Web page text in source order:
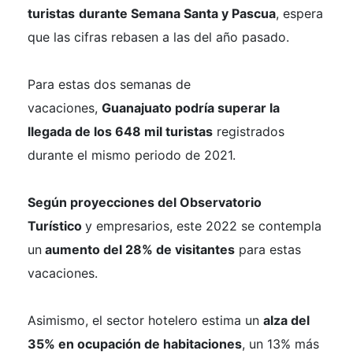
turistas durante Semana Santa y Pascua, espera
que las cifras rebasen a las del año pasado.
Para estas dos semanas de
vacaciones, Guanajuato podría superar la
llegada de los 648 mil turistas registrados
durante el mismo periodo de 2021.
Según proyecciones del Observatorio
Turístico y empresarios, este 2022 se contempla
un aumento del 28% de visitantes para estas
vacaciones.
Asimismo, el sector hotelero estima un alza del
35% en ocupación de habitaciones, un 13% más